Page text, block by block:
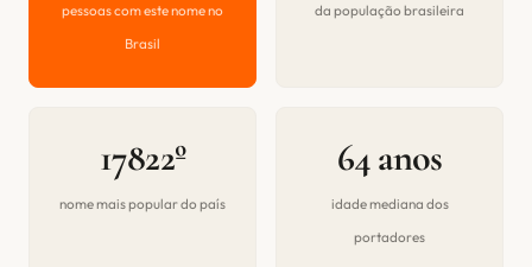
pessoas com este nome no
Brasil
da população brasileira
17822º
nome mais popular do país
64 anos
idade mediana dos
portadores